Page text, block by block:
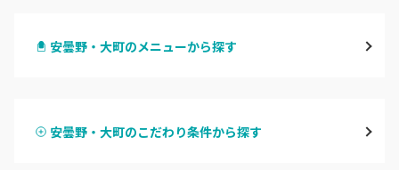
松本・塩尻
安曇野・大町のメニューから探す
ハンドスカルプ
安曇野・大町のこだわり条件から探す